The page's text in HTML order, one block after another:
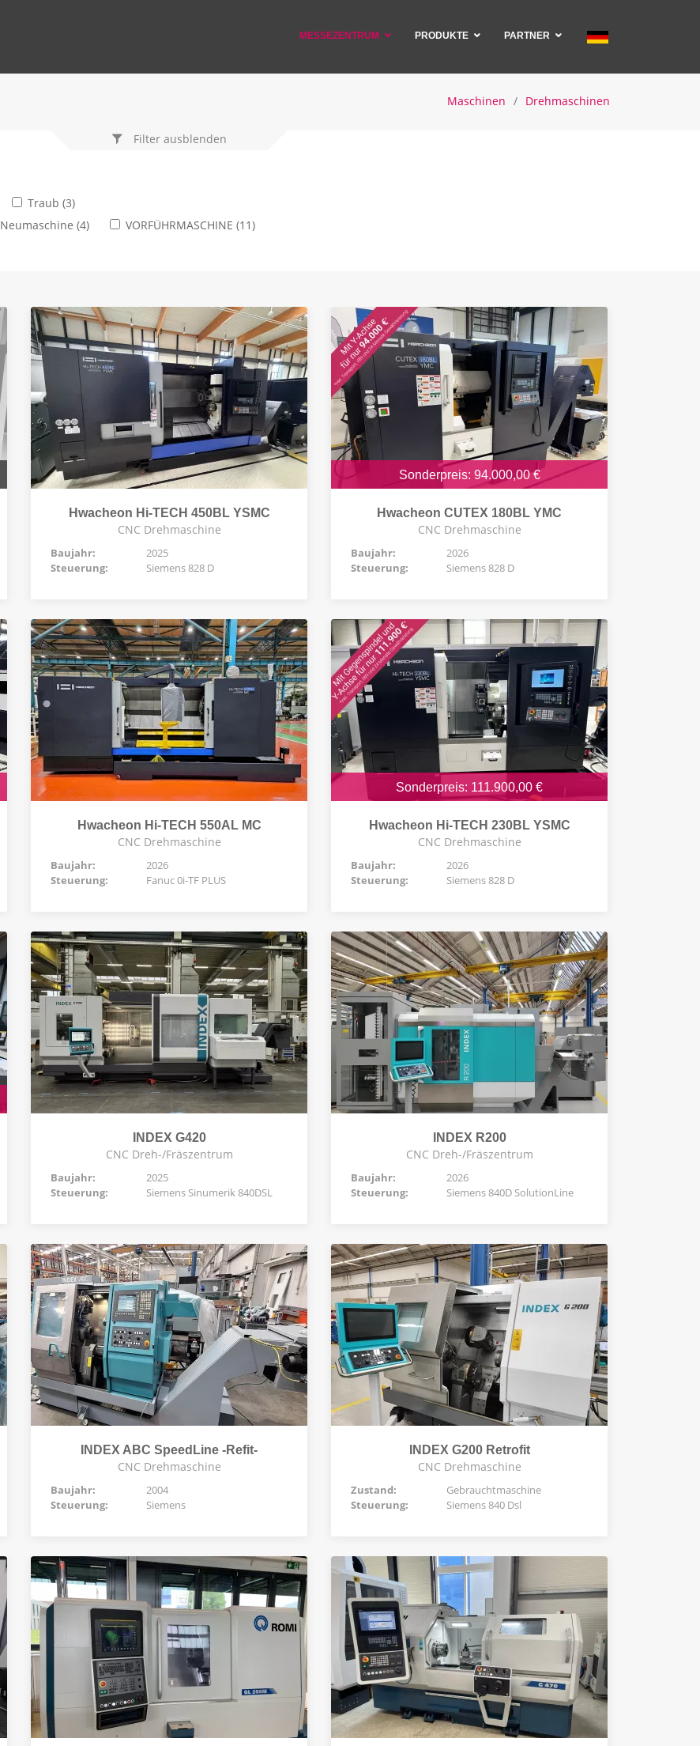
MESSEZENTRUM PRODUKTE PARTNER
Maschinen Drehmaschinen
Filter ausblenden
Traub (3)
Neumaschine (4) VORFÜHRMASCHINE (11)
Hwacheon Hi-TECH 450BL YSMC
CNC Drehmaschine
Baujahr:
2025
Steuerung:
Siemens 828 D
Sonderpreis: 94.000,00 €
Hwacheon CUTEX 180BL YMC
CNC Drehmaschine
Baujahr:
2026
Steuerung:
Siemens 828 D
Hwacheon Hi-TECH 550AL MC
CNC Drehmaschine
Baujahr:
2026
Steuerung:
Fanuc 0i-TF PLUS
Sonderpreis: 111.900,00 €
Hwacheon Hi-TECH 230BL YSMC
CNC Drehmaschine
Baujahr:
2026
Steuerung:
Siemens 828 D
INDEX G420
CNC Dreh-/Fräszentrum
Baujahr:
2025
Steuerung:
Siemens Sinumerik 840DSL
INDEX R200
CNC Dreh-/Fräszentrum
Baujahr:
2026
Steuerung:
Siemens 840D SolutionLine
INDEX ABC SpeedLine -Refit-
CNC Drehmaschine
Baujahr:
2004
Steuerung:
Siemens
INDEX G200 Retrofit
CNC Drehmaschine
Zustand:
Gebrauchtmaschine
Steuerung:
Siemens 840 Dsl